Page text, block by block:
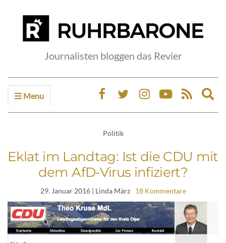
Journalisten bloggen das Revier
Menu
Politik
Eklat im Landtag: Ist die CDU mit
dem AfD-Virus infiziert?
29. Januar 2016| Linda März 18 Kommentare